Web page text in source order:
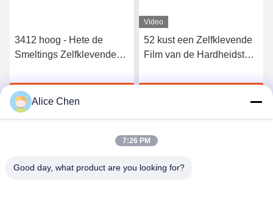
3412 hoog - Hete de
Smeltings Zelfklevende
Elastische Polyurethaan
Krijg Beste Prijs
Video
52 kust een Zelfklevende
Film van de Hardheidstpu
Naadloos Ondergoed
Alice Chen
7:26 PM
Good day, what product are you looking for?